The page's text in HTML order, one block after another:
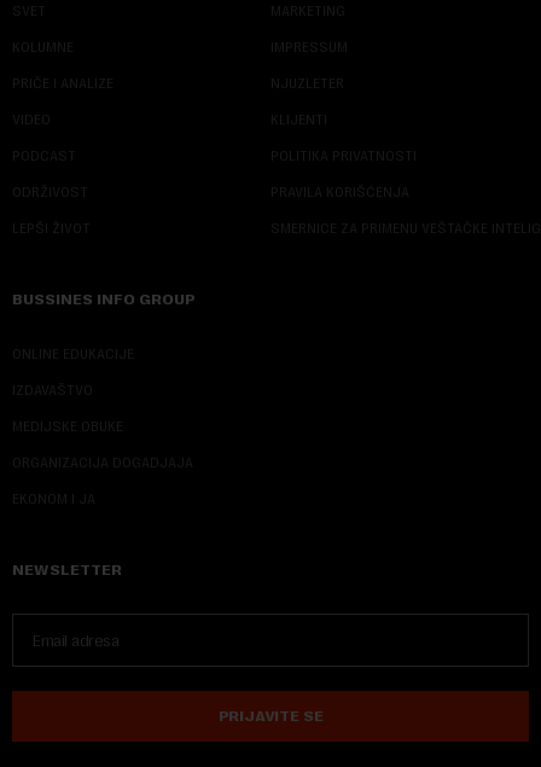
SVET
KOLUMNE
PRIČE I ANALIZE
VIDEO
PODCAST
ODRŽIVOST
LEPŠI ŽIVOT
MARKETING
IMPRESSUM
NJUZLETER
KLIJENTI
POLITIKA PRIVATNOSTI
PRAVILA KORIŠĆENJA
SMERNICE ZA PRIMENU VEŠTAČKE
BUSSINES INFO GROUP
ONLINE EDUKACIJE
IZDAVAŠTVO
MEDIJSKE OBUKE
ORGANIZACIJA DOGADJAJA
EKONOM I JA
NEWSLETTER
PRIJAVITE SE